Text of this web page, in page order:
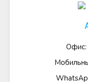
Офис: